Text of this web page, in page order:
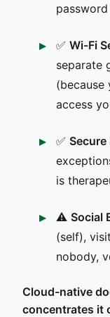
✅ Wi-Fi
separate
(because
access
✅
is
⚠️ Social
(self),
nobody,
Cloud-native
concentrates it